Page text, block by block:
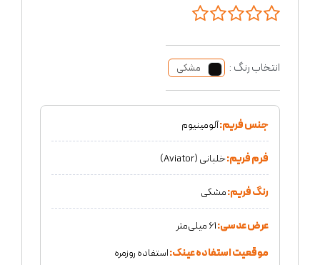
انتخاب رنگ : مشکی
جنس فریم:آلومینیوم
فرم فریم:خلبانی (Aviator)
رنگ فریم:مشکی
عرض عدسی:61 میلی‌متر
موقعیت استفاده عینک:استفاده روزمره